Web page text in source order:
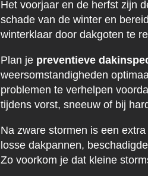
Het voorjaar en de herfst zijn
schade van de winter en
winterklaar door dakgoten te
Plan je preventieve
weersomstandigheden
problemen te verhelpen
tijdens vorst, sneeuw of bij
Na zware stormen is een
losse dakpannen,
Zo voorkom je dat kleine